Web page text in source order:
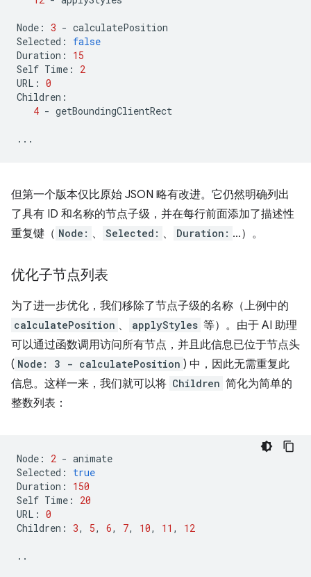
Node : 3 - calculatePosition
Selected :
false
Duration :
15
Self Time :
2
URL : 0
Children :
4 - getBoundingClientRect
...
但第一个版本仅比原始 JSON 略有改进。它仍然明确列出
了具有 ID 和名称的节点子级，并在每行前面添加了描述性
重复键（ Node: 、 Selected: 、 Duration: …）。
优化子节点列表
为了进一步优化，我们移除了节点子级的名称（上例中的
calculatePosition 、 applyStyles 等）。由于 AI 助理
可以通过函数调用访问所有节点，并且此信息已位于节点头
( Node: 3 - calculatePosition ) 中，因此无需重复此
信息。这样一来，我们就可以将 Children 简化为简单的
整数列表：
Node : 2 - animate
Selected :
true
Duration :
150
Self Time :
20
URL : 0
Children : 3, 5, 6, 7, 10, 11 , 12
..